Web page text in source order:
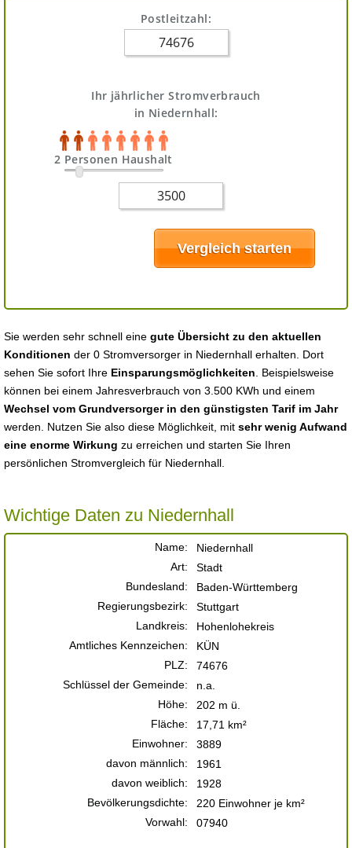
Postleitzahl:
Ihr jährlicher Stromverbrauch
in Niedernhall:
2 Personen Haushalt
Sie werden sehr schnell eine gute Übersicht zu den aktuellen
Konditionen der 0 Stromversorger in Niedernhall erhalten. Dort
sehen Sie sofort Ihre Einsparungsmöglichkeiten . Beispielsweise
können bei einem Jahresverbrauch von 3.500 KWh und einem
Wechsel vom Grundversorger in den günstigsten Tarif im Jahr
werden. Nutzen Sie also diese Möglichkeit, mit sehr wenig Aufwand
eine enorme Wirkung zu erreichen und starten Sie Ihren
persönlichen Stromvergleich für Niedernhall.
Wichtige Daten zu Niedernhall
Name:
Niedernhall
Art:
Stadt
Bundesland:
Baden-Württemberg
Regierungsbezirk:
Stuttgart
Landkreis:
Hohenlohekreis
Amtliches Kennzeichen:
KÜN
PLZ:
74676
Schlüssel der Gemeinde:
n.a.
Höhe:
202 m ü.
Fläche:
17,71 km²
Einwohner:
3889
davon männlich:
1961
davon weiblich:
1928
Bevölkerungsdichte:
220 Einwohner je km²
Vorwahl:
07940